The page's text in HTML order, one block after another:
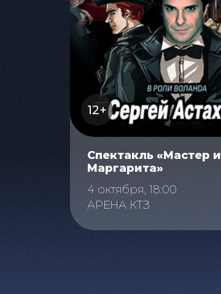
12+
Спектакль «Мастер и
Маргарита»
4 октября, 18:00
АРЕНА КТЗ